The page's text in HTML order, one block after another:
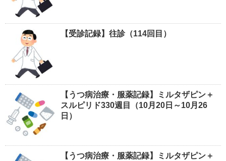
【受診記録】往診（114回目）
【うつ病治療・服薬記録】ミルタザピン＋
スルピリド330週目（10月20日～10月26
日）
【うつ病治療・服薬記録】ミルタザピン＋